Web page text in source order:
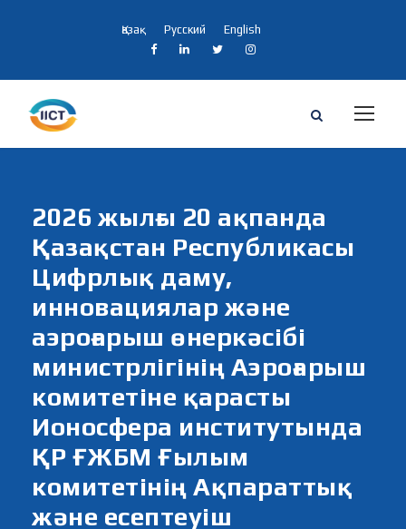
Қазақ Русский English
2026 жылғы 20 ақпанда
Қазақстан Республикасы
Цифрлық даму,
инновациялар және
аэроғарыш өнеркәсібі
министрлігінің Аэроғарыш
комитетіне қарасты
Ионосфера институтында
ҚР ҒЖБМ Ғылым
комитетінің Ақпараттық
және есептеуіш